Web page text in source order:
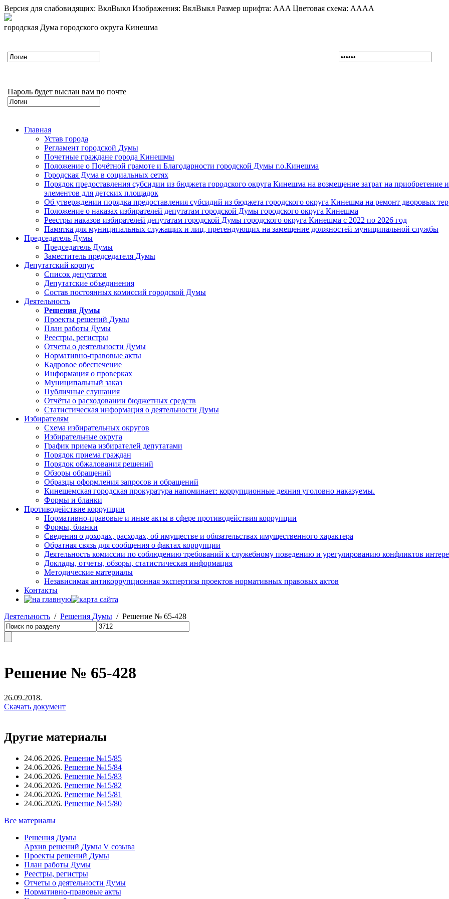
Версия для слабовидящих: ВклВыкл Изображения: ВклВыкл Размер шрифта: AAA Цветовая схема: AAAA
городская Дума городского округа Кинешма
Пароль будет выслан вам по почте
Главная
Устав города
Регламент городской Думы
Почетные граждане города Кинешмы
Положение о Почётной грамоте и Благодарности городской Думы г.о.Кинешма
Городская Дума в социальных сетях
Порядок предоставления субсидии из бюджета городского округа Кинешма на возмещение затрат на
элементов для детских площадок
Об утверждении порядка предоставления субсидий из бюджета городского округа Кинешма на ремонт дворовых
Положение о наказах избирателей депутатам городской Думы городского округа Кинешма
Реестры наказов избирателей депутатам городской Думы городского округа Кинешма с 2022 по 2026 год
Памятка для муниципальных служащих и лиц, претендующих на замещение должностей муниципальной службы
Председатель Думы
Председатель Думы
Заместитель председателя Думы
Депутатский корпус
Список депутатов
Депутатские объединения
Состав постоянных комиссий городской Думы
Деятельность
Решения Думы
Проекты решений Думы
План работы Думы
Реестры, регистры
Отчеты о деятельности Думы
Нормативно-правовые акты
Кадровое обеспечение
Информация о проверках
Муниципальный заказ
Публичные слушания
Отчёты о расходовании бюджетных средств
Статистическая информация о деятельности Думы
Избирателям
Схема избирательных округов
Избирательные округа
График приема избирателей депутатами
Порядок приема граждан
Порядок обжалования решений
Обзоры обращений
Образцы оформления запросов и обращений
Кинешемская городская прокуратура напоминает: коррупционные деяния уголовно наказуемы.
Формы и бланки
Противодействие коррупции
Нормативно-правовые и иные акты в сфере противодействия коррупции
Формы, бланки
Сведения о доходах, расходах, об имуществе и обязательствах имущественного характера
Обратная связь для сообщения о фактах коррупции
Деятельность комиссии по соблюдению требований к служебному поведению и урегулированию конфликтов
Доклады, отчеты, обзоры, статистическая информация
Методические материалы
Независимая антикоррупционная экспертиза проектов нормативных правовых актов
Контакты
Деятельность / Решения Думы / Решение № 65-428
Решение № 65-428
26.09.2018.
Скачать документ
Другие материалы
24.06.2026. Решение №15/85
24.06.2026. Решение №15/84
24.06.2026. Решение №15/83
24.06.2026. Решение №15/82
24.06.2026. Решение №15/81
24.06.2026. Решение №15/80
Все материалы
Решения Думы
Архив решений Думы V созыва
Проекты решений Думы
План работы Думы
Реестры, регистры
Отчеты о деятельности Думы
Нормативно-правовые акты